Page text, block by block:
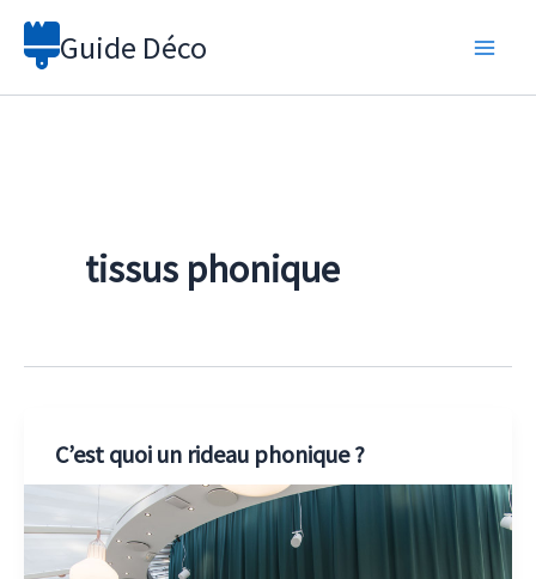
Aller
Guide Déco
tissus phonique
C’est quoi un rideau phonique ?